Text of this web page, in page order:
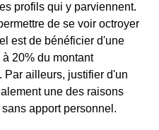
profils qui y parviennent.
de se voir octroyer
est de bénéficier d'une
20% du montant
Par ailleurs, justifier d'un
une des raisons
apport personnel.